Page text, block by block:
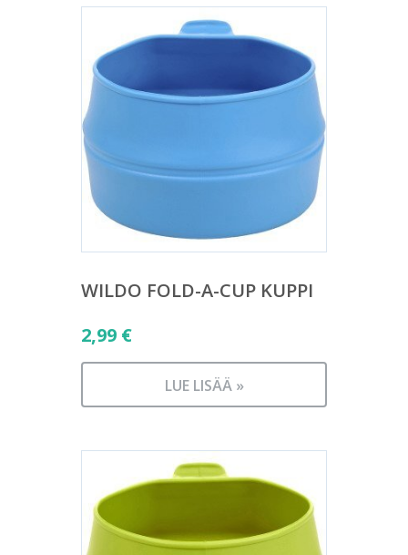
WILDO FOLD-A-CUP KUPPI
2,99 €
LUE LISÄÄ »